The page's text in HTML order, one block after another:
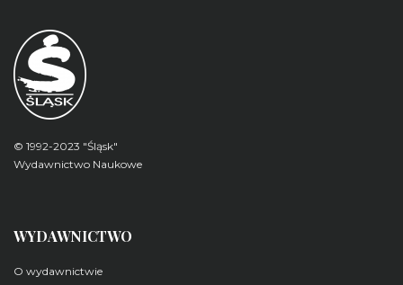
© 1992-2023 "Śląsk"
Wydawnictwo Naukowe
WYDAWNICTWO
O wydawnictwie